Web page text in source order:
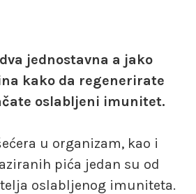
jednostavna a jako
kako da regenerirate
oslabljeni imunitet.
u organizam, kao i
pića jedan su od
oslabljenog imuniteta.